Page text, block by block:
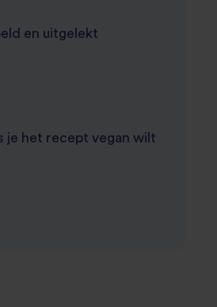
en uitgelekt
je het recept vegan wilt